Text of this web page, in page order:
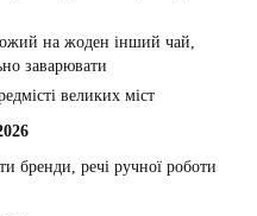
на жоден інший чай,
заварювати
великих міст
бренди, речі ручної роботи